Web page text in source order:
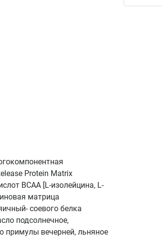
Protein Matrix
BCAA [L-изолейцина, L-
матрица
соевого белка
подсолнечное,
примулы вечерней, льняное